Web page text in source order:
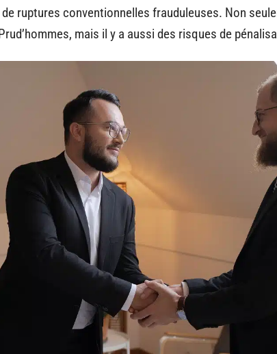
ruptures conventionnelles frauduleuses. Non
mais il y a aussi des risques de